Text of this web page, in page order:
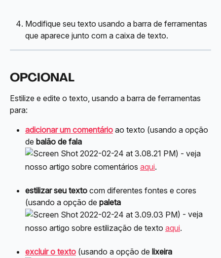
Modifique seu texto usando a barra de ferramentas
que aparece junto com a caixa de texto.
OPCIONAL
Estilize e edite o texto, usando a barra de ferramentas
para:
adicionar um comentário ao texto (usando a opção
de balão de fala
) - veja
nosso artigo sobre comentários aqui.
estilizar seu texto com diferentes fontes e cores
(usando a opção de paleta
) - veja
nosso artigo sobre estilização de texto aqui.
excluir o texto (usando a opção de lixeira